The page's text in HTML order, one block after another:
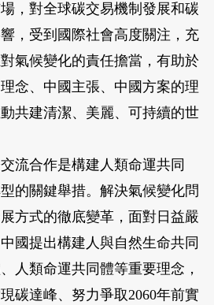
，對全球碳交易機制發展和碳
，受到國際社會高度關注，充
氣候變化的責任擔當，有助於
念、中國主張、中國方案的理
共建清潔、美麗、可持續的世
合作是構建人類命運共同
的關鍵舉措。解決氣候變化問
方式的徹底變革，面對日益嚴
國提出構建人與自然生命共同
人類命運共同體等重要理念，
碳達峰、努力爭取2060年前實